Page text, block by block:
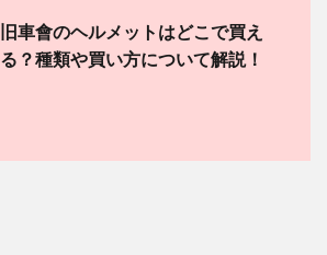
旧車會のヘルメットはどこで買え
る？種類や買い方について解説！